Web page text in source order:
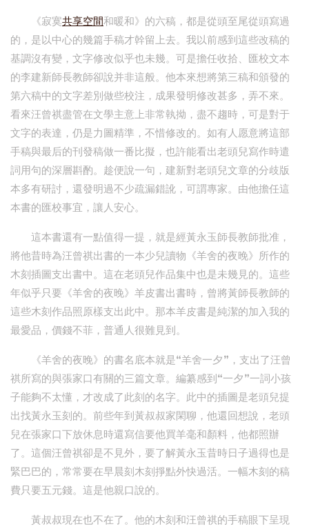
《寂寞共享空間和暖和》的六稿，都是從頭至尾從頭寫過
的，是以中心的幾篇手稿才幹留上去。我以前感到這些改稿的
基調沒有變，文字修改似乎也未幾。可是擔任收拾、匯校文本
的李建新師長教師卻說并非這般。他本來想將第三稿和頒發的
第六稿中的文字差別做些校注，成果發明修改甚多，弄不來。
看來汪曾祺盡管在文學主意上非常執拗，盡不趨時，可是對于
文字的表達，仍是力圖精準，不惜修改的。如有人愿意將這部
手稿與最后的刊發稿做一番比擬，也許能看出老頭兒寫作時遣
詞用句的深層斟酌。趁便說一句，建新對老頭兒文章的分歧版
本多有研討，還發明過不少疏漏錯訛，可謂專家。由他擔任這
本書的匯校事宜，讓人安心。
這本書還有一點值得一提，就是經黃永玉師長教師批准，
將他昔時為汪曾祺出書的一本少兒讀物《羊舍的夜晚》所作的
木刻插圖支出書中。這在老頭兒作品集中也是未幾見的。這些
年似乎只要《羊舍的夜晚》羊皮書出書時，曾將黃師長教師的
這些木刻作品照原樣支出此中。那本羊皮書是純潔的加入我的
最愛品，價錢不菲，普通人很難見到。
《羊舍的夜晚》的書名底本就是“羊舍一夕”，支出了汪曾
祺所寫的與張家口有關的三篇文章。編纂感到“一夕”一詞小孩
子能夠不太懂，才改成了此刻的名字。此中的插圖是老頭兒提
出找黃永玉刻的。前些年到黃叔叔家閑聊，他還回想說，老頭
兒在張家口下放休息時還寫信要他買羊毫和顏料，他都照辦
了。這個汪曾祺卻是不見外，要了解黃永玉昔時日子過得也是
緊巴巴的，常常要在早晨刻木刻掙點外快過活。一幅木刻的稿
費只要五元錢。這是他親口說的。
黃叔叔現在也不在了。他的木刻和汪曾祺的手稿眼下呈現